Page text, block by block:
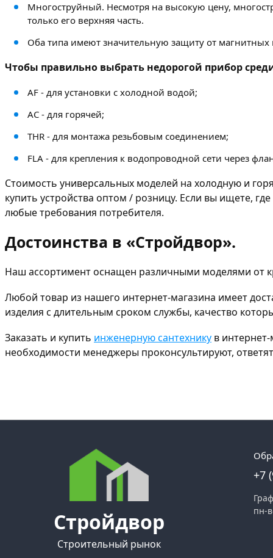
Многоструйный. Несмотря на высокую цену,
только его верхняя часть.
Оба типа имеют значительную защиту от магнитных
Чтобы правильно выбрать недорогой прибор
АF - для установки с холодной водой;
АС - для горячей;
THR - для монтажа резьбовым соединением;
FLA - для крепления к водопроводной сети через
Стоимость универсальных моделей на холодную и
купить устройства оптом / розницу. Если вы ищете,
любые требования потребителя.
Достоинства в «Стройдвор».
Наш ассортимент оснащен различными моделями от
Любой товар из нашего интернет-магазина имеет
изделия с длительным сроком службы, качество
Заказать и купить инженерную сантехнику в
необходимости менеджеры проконсультируют,
Стройдвор
Строительный рынок
+7
пн-